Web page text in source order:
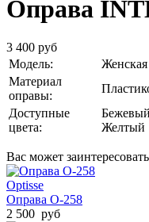
Оправа
3 400 руб
Модель:
Женская
Материал
оправы:
Доступные
цвета:
Бежевый
Желтый
Вас может
Optisse
Оправа O-258
2 500 руб